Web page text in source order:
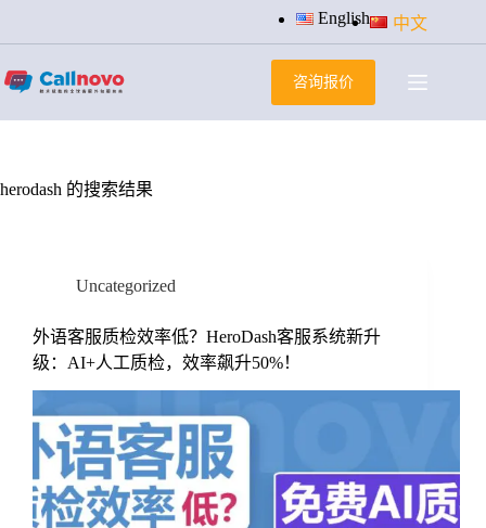
过
容
English 中文
咨询报价
herodash 的搜索结果
Uncategorized
外语客服质检效率低？HeroDash客服系统新升
级：AI+人工质检，效率飙升50%！